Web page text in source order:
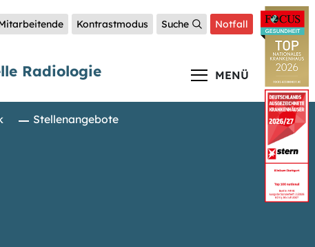
Kontrastmodus Suche Notfall
Radiologie MENÜ
Stellenangebote